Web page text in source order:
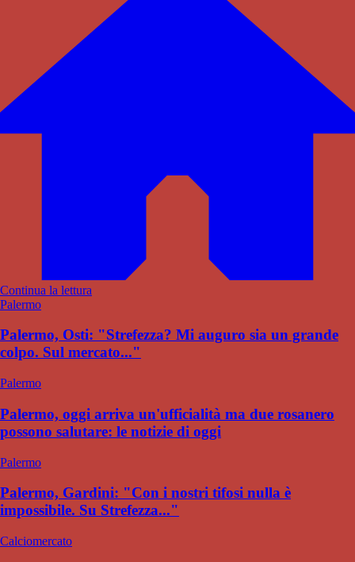
Continua la lettura
Palermo
Palermo, Osti: "Strefezza? Mi auguro sia un grande
colpo. Sul mercato..."
Palermo
Palermo, oggi arriva un'ufficialità ma due rosanero
possono salutare: le notizie di oggi
Palermo
Palermo, Gardini: "Con i nostri tifosi nulla è
impossibile. Su Strefezza..."
Calciomercato